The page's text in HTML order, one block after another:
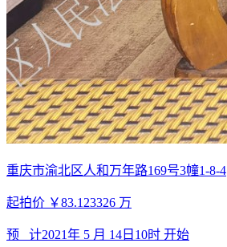
重庆市渝北区人和万年路169号3幢1-8-4
起拍价 ￥83.123326 万
预 计2021年 5 月 14日10时 开始